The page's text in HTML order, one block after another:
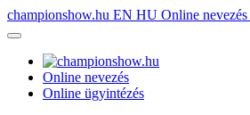
championshow.hu EN HU Online nevezés
Online nevezés
Online ügyintézés